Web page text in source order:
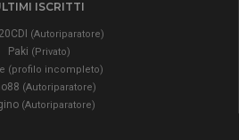
ISCRITTI
(Autoriparatore)
Paki (Privato)
(profilo incompleto)
(Autoriparatore)
(Autoriparatore)